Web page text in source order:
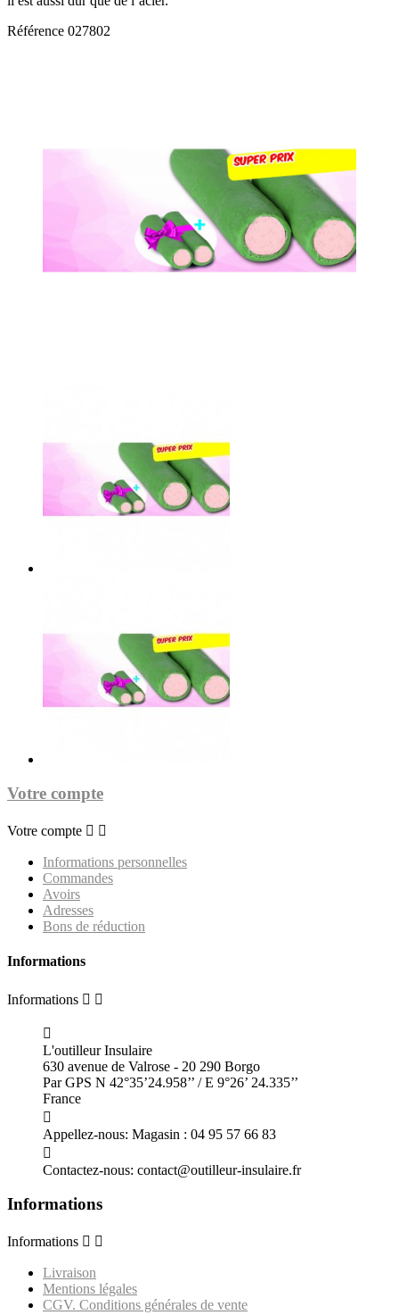
Référence 027802
Votre compte
Votre compte  
Informations personnelles
Commandes
Avoirs
Adresses
Bons de réduction
Informations
Informations  

L'outilleur Insulaire
630 avenue de Valrose - 20 290 Borgo
Par GPS N 42°35’24.958’’ / E 9°26’ 24.335’’
France

Appellez-nous: Magasin : 04 95 57 66 83

Contactez-nous: contact@outilleur-insulaire.fr
Informations
Informations  
Livraison
Mentions légales
CGV. Conditions générales de vente